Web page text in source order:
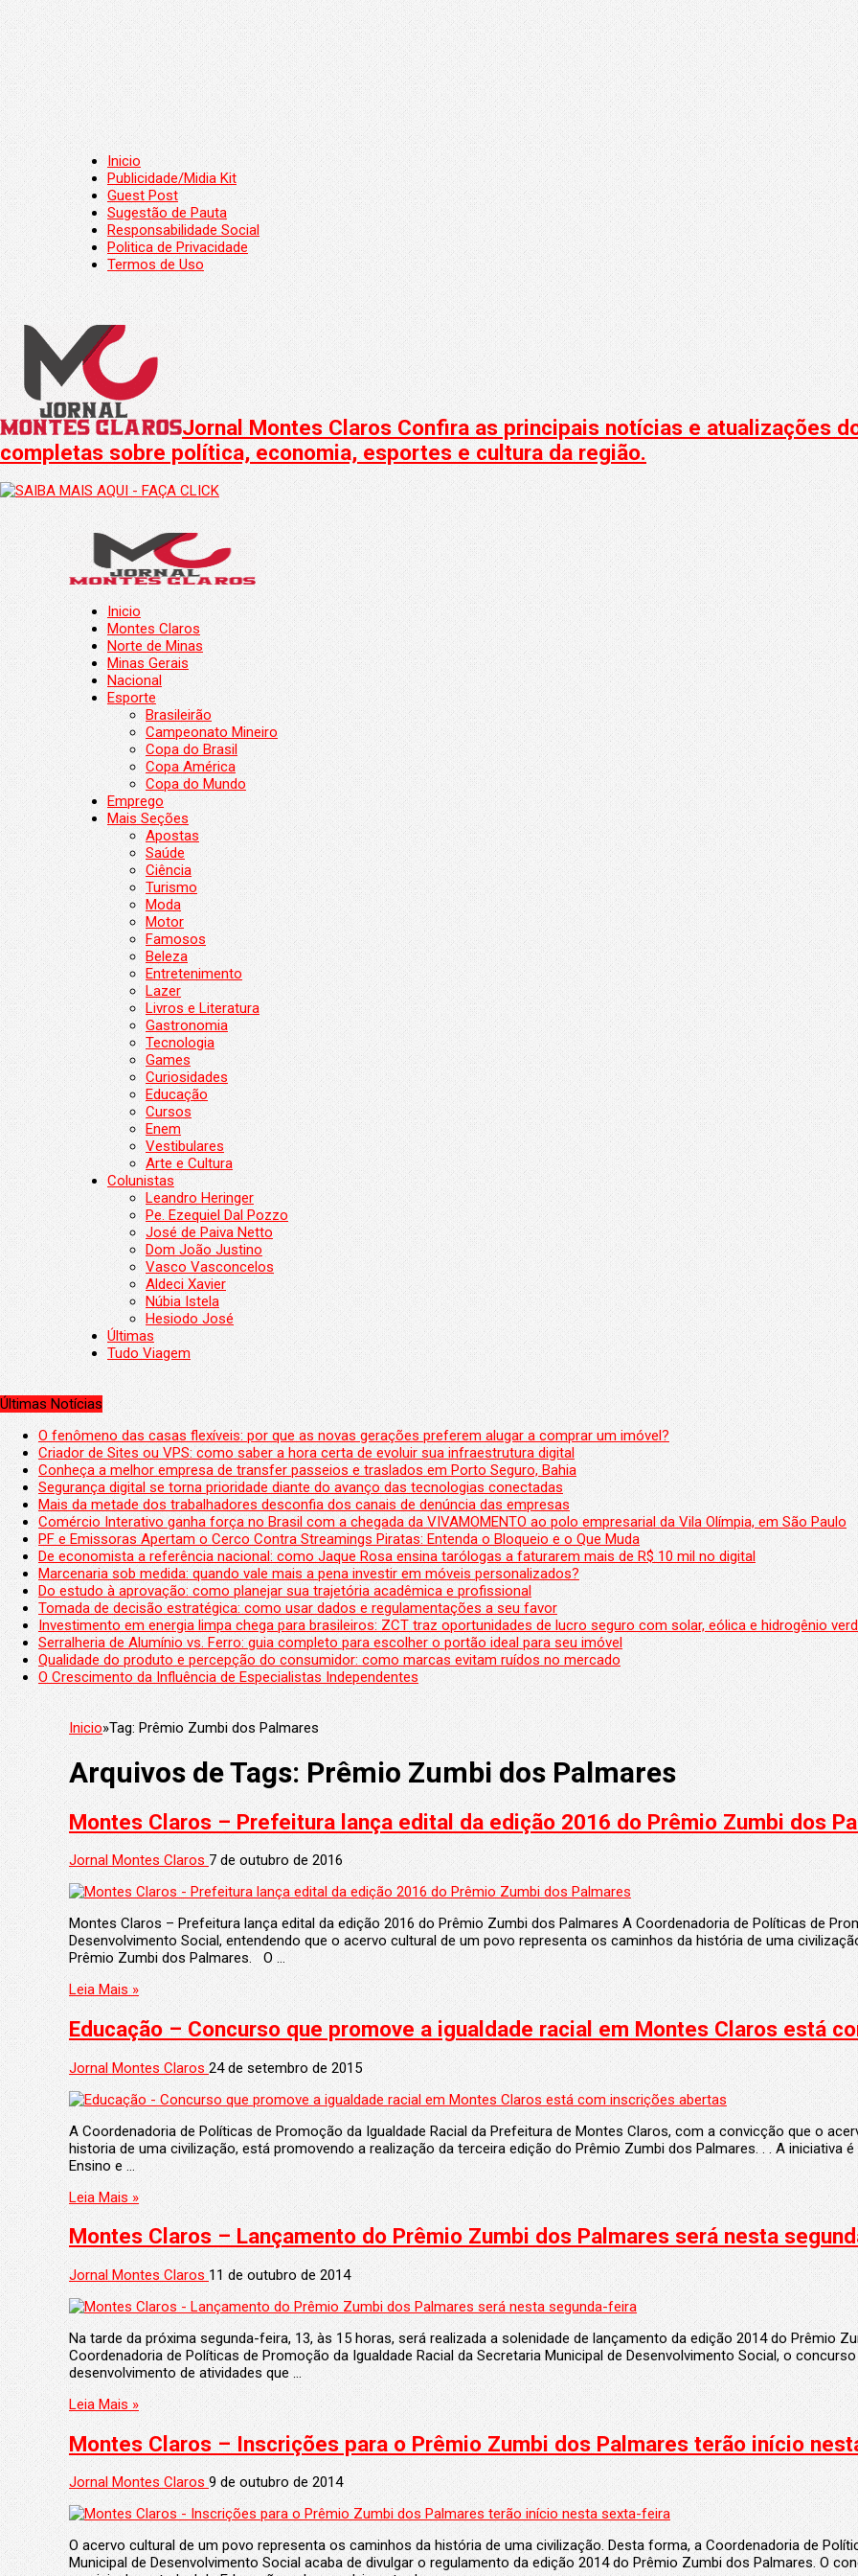
Inicio
Publicidade/Midia Kit
Guest Post
Sugestão de Pauta
Responsabilidade Social
Politica de Privacidade
Termos de Uso
Jornal Montes Claros Confira as principais notícias e atualizações
completas sobre política, economia, esportes e cultura da região.
Inicio
Montes Claros
Norte de Minas
Minas Gerais
Nacional
Esporte
Brasileirão
Campeonato Mineiro
Copa do Brasil
Copa América
Copa do Mundo
Emprego
Mais Seções
Apostas
Saúde
Ciência
Turismo
Moda
Motor
Famosos
Beleza
Entretenimento
Lazer
Livros e Literatura
Gastronomia
Tecnologia
Games
Curiosidades
Educação
Cursos
Enem
Vestibulares
Arte e Cultura
Colunistas
Leandro Heringer
Pe. Ezequiel Dal Pozzo
José de Paiva Netto
Dom João Justino
Vasco Vasconcelos
Aldeci Xavier
Núbia Istela
Hesiodo José
Últimas
Tudo Viagem
Últimas Notícias
O fenômeno das casas flexíveis: por que as novas gerações preferem alugar a comprar um imóvel?
Criador de Sites ou VPS: como saber a hora certa de evoluir sua infraestrutura digital
Conheça a melhor empresa de transfer passeios e traslados em Porto Seguro, Bahia
Segurança digital se torna prioridade diante do avanço das tecnologias conectadas
Mais da metade dos trabalhadores desconfia dos canais de denúncia das empresas
Comércio Interativo ganha força no Brasil com a chegada da VIVAMOMENTO ao polo empresarial da Vila Olímpia, em São Paulo
PF e Emissoras Apertam o Cerco Contra Streamings Piratas: Entenda o Bloqueio e o Que Muda
De economista a referência nacional: como Jaque Rosa ensina tarólogas a faturarem mais de R$ 10 mil no digital
Marcenaria sob medida: quando vale mais a pena investir em móveis personalizados?
Do estudo à aprovação: como planejar sua trajetória acadêmica e profissional
Tomada de decisão estratégica: como usar dados e regulamentações a seu favor
Investimento em energia limpa chega para brasileiros: ZCT traz oportunidades de lucro seguro com solar, eólica e hidrogênio
Serralheria de Alumínio vs. Ferro: guia completo para escolher o portão ideal para seu imóvel
Qualidade do produto e percepção do consumidor: como marcas evitam ruídos no mercado
O Crescimento da Influência de Especialistas Independentes
Inicio»Tag: Prêmio Zumbi dos Palmares
Arquivos de Tags:Prêmio Zumbi dos Palmares
Jornal Montes Claros7 de outubro de 2016
Montes Claros – Prefeitura lança edital da edição 2016 do Prêmio Zumbi dos Palmares‏ A Coordenadoria de Políticas de Promoção da Igualdade Racial, da Secretaria Municipal de
Desenvolvimento Social, entendendo que o acervo cultural de um povo representa os caminhos da história de uma
Prêmio Zumbi dos Palmares. O …
Leia Mais »
Educação – Concurso que promove a igualdade racial em Montes Claros está
Jornal Montes Claros24 de setembro de 2015
A Coordenadoria de Políticas de Promoção da Igualdade Racial da Prefeitura de Montes Claros, com a convicção que o
historia de uma civilização, está promovendo a realização da terceira edição do Prêmio Zumbi dos Palmares. . . A iniciativa
Ensino e …
Leia Mais »
Montes Claros – Lançamento do Prêmio Zumbi dos Palmares será nesta
Jornal Montes Claros 11 de outubro de 2014
Na tarde da próxima segunda-feira, 13, às 15 horas, será realizada a solenidade de lançamento da edição 2014 do Prêmio
Coordenadoria de Políticas de Promoção da Igualdade Racial da Secretaria Municipal de Desenvolvimento Social, o
desenvolvimento de atividades que …
Leia Mais »
Jornal Montes Claros9 de outubro de 2014
O acervo cultural de um povo representa os caminhos da história de uma civilização. Desta forma, a Coordenadoria de
Municipal de Desenvolvimento Social acaba de divulgar o regulamento da edição 2014 do Prêmio Zumbi dos Palmares. O